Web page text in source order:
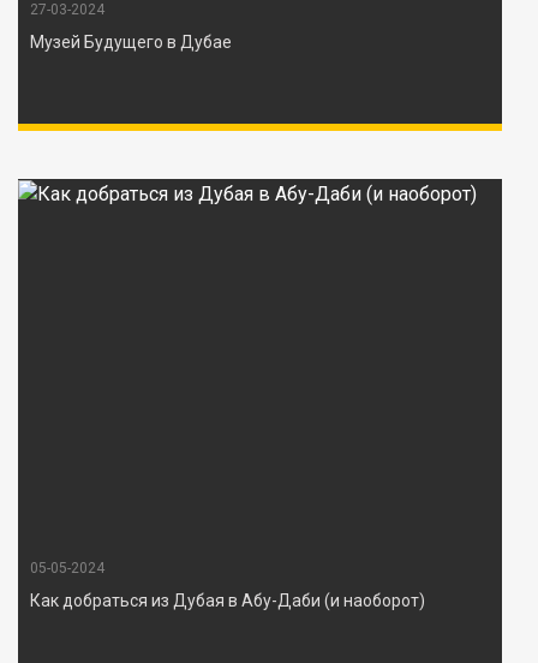
27-03-2024
Музей Будущего в Дубае
05-05-2024
Как добраться из Дубая в Абу-Даби (и наоборот)